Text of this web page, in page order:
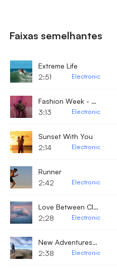
Faixas semelhantes
Extreme Life
2:51
Electronic
Fashion Week - Electronic
3:13
Electronic
Sunset With You
2:14
Electronic
Runner
2:42
Electronic
Love Between Clouds
2;28
Electronic
New Adventures Waiting
2:38
Electronic